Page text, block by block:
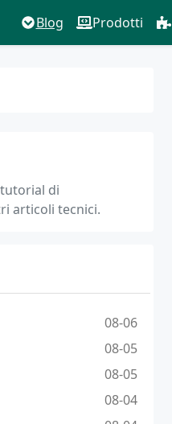
Blog Prodotti
di
articoli tecnici.
08-06
08-05
08-05
08-04